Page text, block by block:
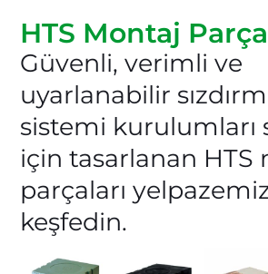
HTS Montaj
Güvenli, verimli ve
uyarlanabilir
sistemi kurulumları
için tasarlanan HTS
parçaları
keşfedin.